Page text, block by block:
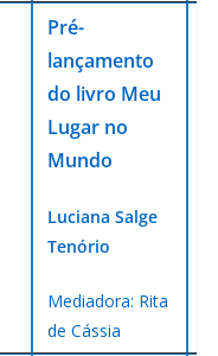
Pré-
lançamento
do livro Meu
Lugar no
Mundo
Luciana Salge
Tenório
Mediadora: Rita
de Cássia